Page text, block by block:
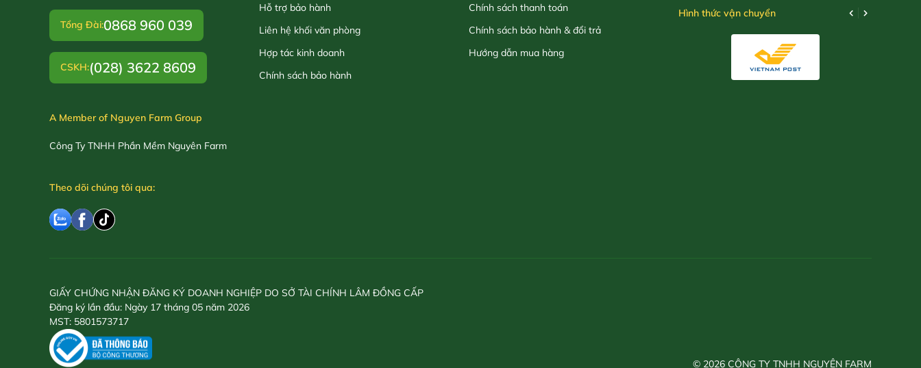
Tổng Đài:0868 960 039
CSKH:(028) 3622 8609
A Member of Nguyen Farm Group
Công Ty TNHH Phần Mềm Nguyên Farm
Theo dõi chúng tôi qua:
Hỗ trợ bảo hành
Liên hệ khối văn phòng
Hợp tác kinh doanh
Chính sách bảo hành
Chính sách thanh toán
Chính sách bảo hành & đổi trả
Hướng dẫn mua hàng
Hình thức vận chuyển
GIẤY CHỨNG NHẬN ĐĂNG KÝ DOANH NGHIỆP DO SỞ TÀI CHÍNH LÂM ĐỒNG CẤP
Đăng ký lần đầu: Ngày 17 tháng 05 năm 2026
MST: 5801573717
© 2026 CÔNG TY TNHH NGUYÊN FARM